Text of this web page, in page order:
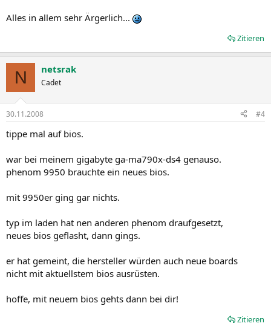
Alles in allem sehr Ärgerlich...
Zitieren
N netsrak
Cadet
30.11.2008 #4
tippe mal auf bios.
war bei meinem gigabyte ga-ma790x-ds4 genauso.
phenom 9950 brauchte ein neues bios.
mit 9950er ging gar nichts.
typ im laden hat nen anderen phenom draufgesetzt,
neues bios geflasht, dann gings.
er hat gemeint, die hersteller würden auch neue boards
nicht mit aktuellstem bios ausrüsten.
hoffe, mit neuem bios gehts dann bei dir!
Zitieren